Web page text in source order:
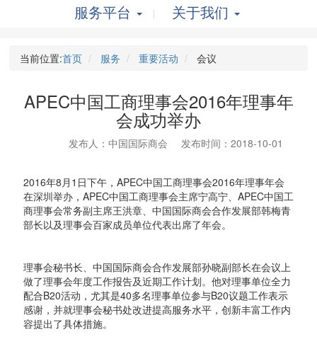
服务平台
关于我们
当前位置:首页 服务 重要活动 会议
APEC中国工商理事会2016年理事年
会成功举办
发布人：中国国际商会 发布时间：2018-10-01
2016年8月1日下午，APEC中国工商理事会2016年理事年会
在深圳举办，APEC中国工商理事会主席宁高宁、APEC中国工
商理事会常务副主席王洪章、中国国际商会合作发展部韩梅青
部长以及理事会百家成员单位代表出席了年会。
理事会秘书长、中国国际商会合作发展部孙晓副部长在会议上
做了理事会年度工作报告及近期工作计划。他对理事单位全力
配合B20活动，尤其是40多名理事单位参与B20议题工作表示
感谢，并就理事会秘书处改进提高服务水平，创新丰富工作内
容提出了具体措施。